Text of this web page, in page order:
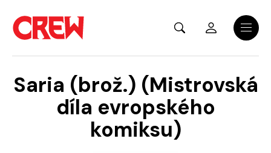
Menu
Saria (brož.) (Mistrovská
díla evropského
komiksu)